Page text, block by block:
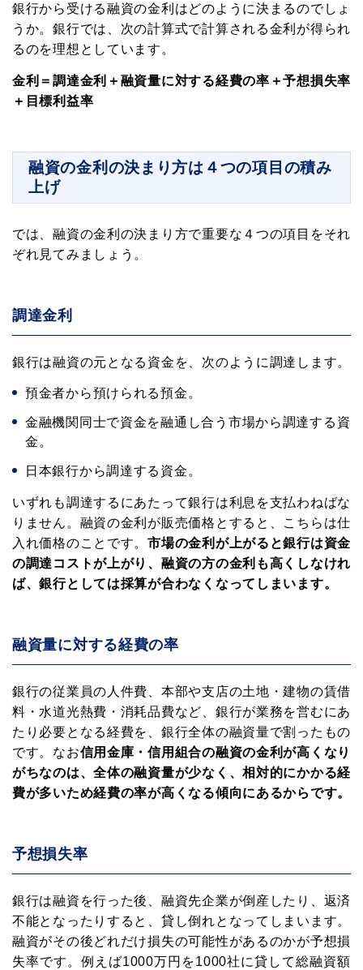
銀行から受ける融資の金利はどのように決まるのでしょ
うか。銀行では、次の計算式で計算される金利が得られ
るのを理想としています。
金利＝調達金利＋融資量に対する経費の率＋予想損失率
＋目標利益率
融資の金利の決まり方は４つの項目の積み
上げ
では、融資の金利の決まり方で重要な４つの項目をそれ
ぞれ見てみましょう。
調達金利
銀行は融資の元となる資金を、次のように調達します。
預金者から預けられる預金。
金融機関同士で資金を融通し合う市場から調達する資
金。
日本銀行から調達する資金。
いずれも調達するにあたって銀行は利息を支払わねばな
りません。融資の金利が販売価格とすると、こちらは仕
入れ価格のことです。市場の金利が上がると銀行は資金
の調達コストが上がり、融資の方の金利も高くしなけれ
ば、銀行としては採算が合わなくなってしまいます。
融資量に対する経費の率
銀行の従業員の人件費、本部や支店の土地・建物の賃借
料・水道光熱費・消耗品費など、銀行が業務を営むにあ
たり必要となる経費を、銀行全体の融資量で割ったもの
です。なお信用金庫・信用組合の融資の金利が高くなり
がちなのは、全体の融資量が少なく、相対的にかかる経
費が多いため経費の率が高くなる傾向にあるからです。
予想損失率
銀行は融資を行った後、融資先企業が倒産したり、返済
不能となったりすると、貸し倒れとなってしまいます。
融資がその後どれだけ損失の可能性があるのかが予想損
失率です。例えば1000万円を1000社に貸して総融資額